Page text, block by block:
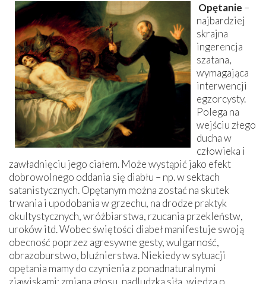
Opętanie –
najbardziej
skrajna
ingerencja
szatana,
wymagająca
interwencji
egzorcysty.
Polega na
wejściu złego
ducha w
człowieka i
zawładnięciu jego ciałem. Może wystąpić jako efekt
dobrowolnego oddania się diabłu – np. w sektach
satanistycznych. Opętanym można zostać na skutek
trwania i upodobania w grzechu, na drodze praktyk
okultystycznych, wróżbiarstwa, rzucania przekleństw,
uroków itd. Wobec świętości diabeł manifestuje swoją
obecność poprzez agresywne gesty, wulgarność,
obrazoburstwo, bluźnierstwa. Niekiedy w sytuacji
opętania mamy do czynienia z ponadnaturalnymi
zjawiskami: zmianą głosu, nadludzką siłą, wiedzą o